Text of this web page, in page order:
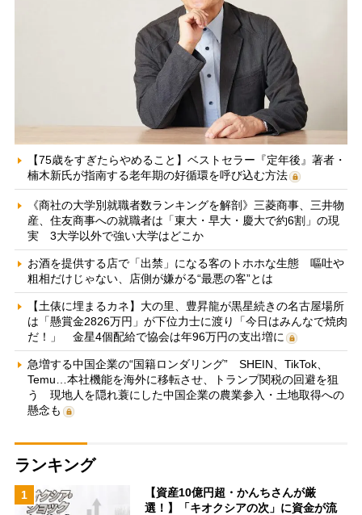
【75歳をすぎたらやめること】ベストセラー『定年後』著者・
楠木新氏が指南する老年期の好循環を呼び込む方法
《商社の大学別就職者数ランキングを解剖》三菱商事、三井物
産、住友商事への就職者は「東大・早大・慶大で約6割」の現
実 3大学以外で強い大学はどこか
お酒を提供する店で「出禁」になる客のトホホな生態 嘔吐や
粗相だけじゃない、店側が嫌がる“最悪の客”とは
【土俵に埋まるカネ】大の里、豊昇龍が黒星続きの名古屋場所
は「懸賞金2826万円」が下位力士に渡り「今日はみんなで焼肉
だ！」 金星4個配給で協会は年96万円の支出増に
急増する中国企業の“国籍ロンダリング” SHEIN、TikTok、
Temu…本社機能を海外に移転させ、トランプ関税の回避を狙
う 現地人を隠れ蓑にした中国企業の農業参入・土地取得への
懸念も
ランキング
1
【資産10億円超・かんちさんが厳
選！】「キオクシアの次」に資金が流